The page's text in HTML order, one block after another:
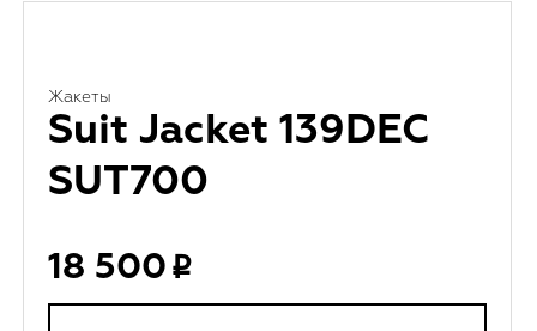
Жакеты
Suit Jacket 139DEC
SUT700
18 500